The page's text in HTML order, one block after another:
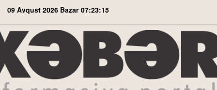
09 Avqust 2026 Bazar 07:23:16